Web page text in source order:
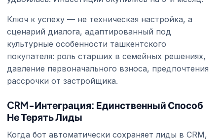
Ключ к успеху — не техническая настройка, а
сценарий диалога, адаптированный под
культурные особенности ташкентского
покупателя: роль старших в семейных решениях,
давление первоначального взноса, предпочтения
рассрочки от застройщика.
CRM-Интеграция: Единственный Способ
Не Терять Лиды
Когда бот автоматически сохраняет лиды в CRM,